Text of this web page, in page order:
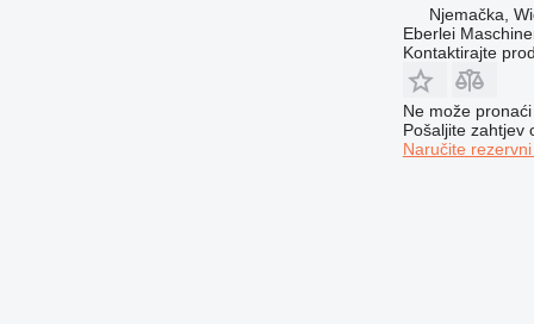
Njemačka,
Eberlei
Kontaktirajte
Ne može
Pošaljite zahtjev
Naručite